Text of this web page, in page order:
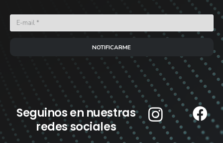
NOTIFICARME
Seguinos en nuestras
redes sociales